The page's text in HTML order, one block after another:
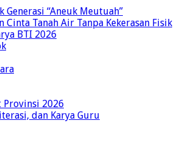
“Aneuk Meutuah”
Tanah Air Tanpa Kekerasan Fisik
BTI 2026
Provinsi 2026
dan Karya Guru